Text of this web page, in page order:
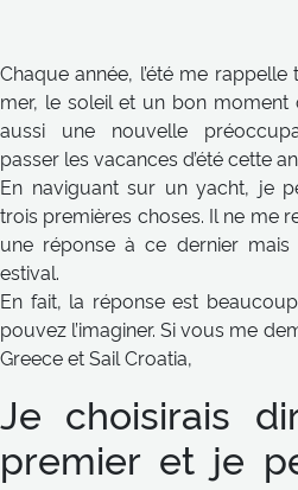
Chaque année, l’été me
mer, le soleil et un bon moment
aussi une nouvelle
passer les vacances d’été cette
En naviguant sur un yacht, je
trois premières choses. Il ne me
une réponse à ce dernier
estival.
En fait, la réponse est
pouvez l’imaginer. Si vous me
Greece et Sail Croatia,
Je choisirais
premier et je